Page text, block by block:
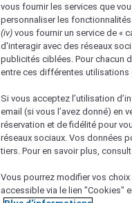
vous fournir les services que
personnaliser les
(iv) vous fournir un service de «
d'interagir avec des réseaux
publicités ciblées. Pour chacun
entre ces différentes utilisations
Si vous acceptez l’utilisation
email (si vous l’avez donné) en
réservation et de fidélité pour
réseaux sociaux. Vos données
tiers. Pour en savoir plus,
Vous pourrez modifier vos
accessible via le lien "Cookies"